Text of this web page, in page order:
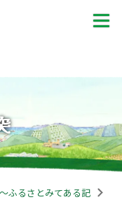
ふるさとみてある記